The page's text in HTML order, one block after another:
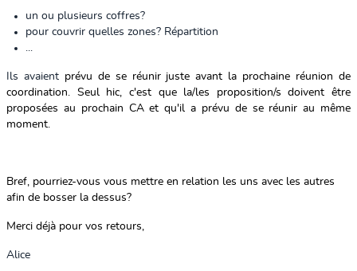
un ou plusieurs coffres?
pour couvrir quelles zones? Répartition
Ils avaient prévu de se réunir juste avant la prochaine réunion de
coordination. Seul hic, c'est que la/les proposition/s doivent être
proposées au prochain CA et qu'il a prévu de se réunir au même
moment.
Bref, pourriez-vous vous mettre en relation les uns avec les autres
afin de bosser la dessus?
Merci déjà pour vos retours,
Alice